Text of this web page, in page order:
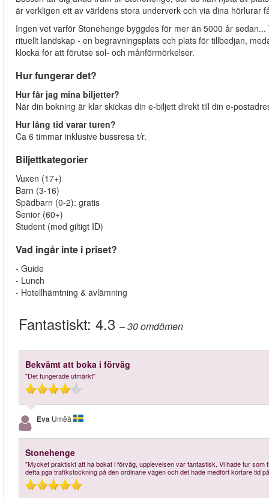
är verkligen ett av världens stora underverk och via dina hörlurar
Ingen vet varför Stonehenge byggdes för mer än 5000 år
rituellt landskap - en begravningsplats och plats för tillbedjan,
klocka för att förutse sol- och månförmörkelser.
Hur fungerar det?
Hur får jag mina biljetter?
När din bokning är klar skickas din e-biljett direkt till din e-
Hur lång tid varar turen?
Ca 6 timmar inklusive bussresa t/r.
Biljettkategorier
Vuxen (17+)
Barn (3-16)
Spädbarn (0-2): gratis
Senior (60+)
Student (med giltigt ID)
Vad ingår inte i priset?
- Guide
- Lunch
- Hotellhämtning & avlämning
Fantastiskt: 4.3 – 30omdömen
Bekvämt att boka i förväg
"Det fungerade utmärkt"
Eva Umëå
Stonehenge
"Mycket praktiskt att ha bokat i förväg, upplevelsen var fantastisk. Vi hade tur
detta pga trafikstockning på den ordinarie vägen och det hade medfört kortare tid